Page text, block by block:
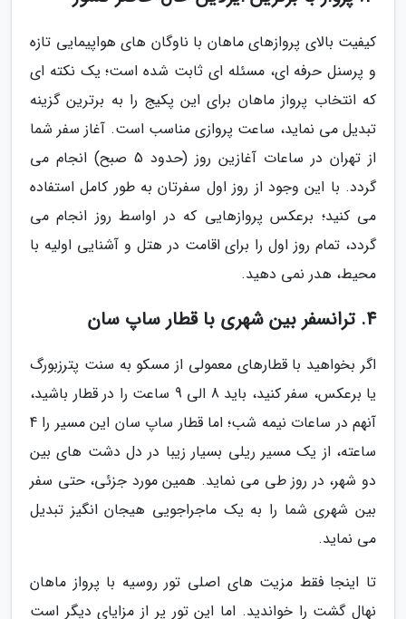
کیفیت بالای پروازهای ماهان با ناوگان های هواپیمایی تازه
و پرسنل حرفه ای، مسئله ای ثابت شده است؛ یک نکته ای
که انتخاب پرواز ماهان برای این پکیج را به برترین گزینه
تبدیل می نماید، ساعت پروازی مناسب است. آغاز سفر شما
از تهران در ساعات آغازین روز (حدود 5 صبح) انجام می
گردد. با این وجود از روز اول سفرتان به طور کامل استفاده
می کنید؛ برعکس پروازهایی که در اواسط روز انجام می
گردد، تمام روز اول را برای اقامت در هتل و آشنایی اولیه با
محیط، هدر نمی دهید.
4. ترانسفر بین شهری با قطار ساپ سان
اگر بخواهید با قطارهای معمولی از مسکو به سنت پترزبورگ
یا برعکس، سفر کنید، باید 8 الی 9 ساعت را در قطار باشید،
آنهم در ساعات نیمه شب؛ اما قطار ساپ سان این مسیر را 4
ساعته، از یک مسیر ریلی بسیار زیبا در دل دشت های بین
دو شهر، در روز طی می نماید. همین مورد جزئی، حتی سفر
بین شهری شما را به یک ماجراجویی هیجان انگیز تبدیل
می نماید.
تا اینجا فقط مزیت های اصلی تور روسیه با پرواز ماهان
نهال گشت را خواندید. اما این تور پر از مزایای دیگر است